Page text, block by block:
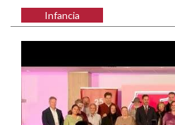
Infancia